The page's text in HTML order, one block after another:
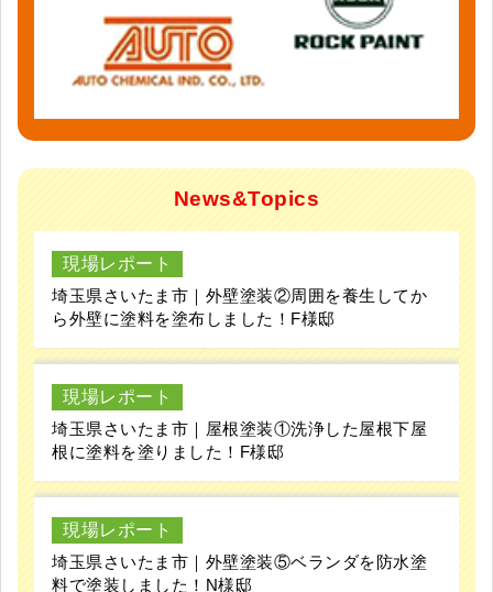
News&Topics
現場レポート
埼玉県さいたま市｜外壁塗装②周囲を養生してか
現場レポート
埼玉県さいたま市｜屋根塗装①洗浄した屋根下屋